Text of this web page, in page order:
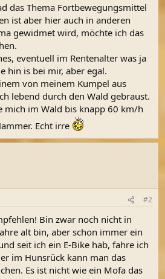
das Thema Fortbewegungsmittel
ist aber hier auch in anderen
gewidmet wird, möchte ich das
eventuell im Rentenalter was ja
hin is bei mir, aber egal.
von meinem Kumpel aus
lebend durch den Wald gebraust.
mich im Wald bis knapp 60 km/h
Echt irre
#2
Bin zwar noch nicht in
alt bin, aber schon immer ein
seit ich ein E-Bike hab, fahre ich
im Hunsrück kann man das
Es ist nicht wie ein Mofa das